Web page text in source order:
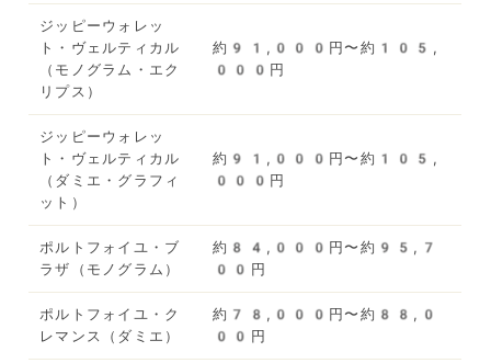
ジッピーウォレッ
ト・ヴェルティカル
（モノグラム・エク
リプス）
約91,000円〜約105,
000円
ジッピーウォレッ
ト・ヴェルティカル
（ダミエ・グラフィ
ット）
約91,000円〜約105,
000円
ポルトフォイユ・ブ
ラザ（モノグラム）
約84,000円〜約95,7
00円
ポルトフォイユ・ク
レマンス（ダミエ）
約78,000円〜約88,0
00円